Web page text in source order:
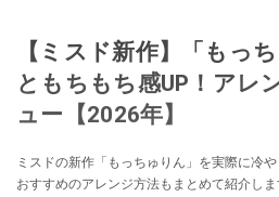
【ミスド新作】「もっ
ともちもち感UP！アレ
ュー【2026年】
ミスドの新作「もっちゅりん」を実際に冷
おすすめのアレンジ方法もまとめて紹介しま